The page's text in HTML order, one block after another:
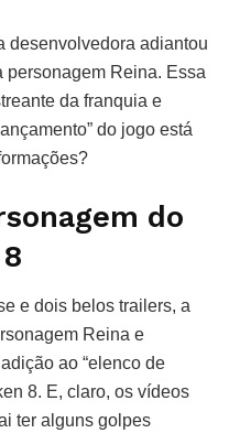
desenvolvedora adiantou
personagem Reina. Essa
da franquia e
do jogo está
do
e dois belos trailers, a
Reina e
ao “elenco de
8. E, claro, os vídeos
ter alguns golpes